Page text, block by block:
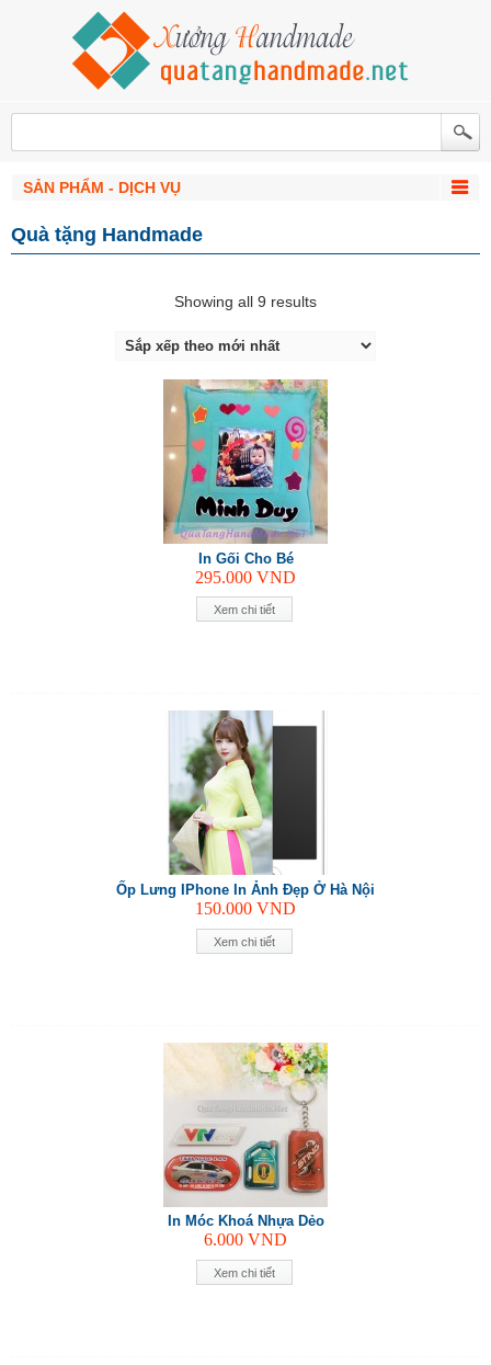
SẢN PHẨM - DỊCH VỤ
Quà tặng Handmade
Showing all 9 results
Xem chi tiết
In Gối Cho Bé
295.000 VND
Xem chi tiết
Ốp Lưng IPhone In Ảnh Đẹp Ở Hà Nội
150.000 VND
Xem chi tiết
In Móc Khoá Nhựa Dẻo
6.000 VND